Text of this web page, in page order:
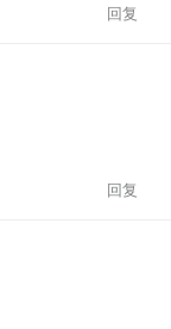
回复
回复